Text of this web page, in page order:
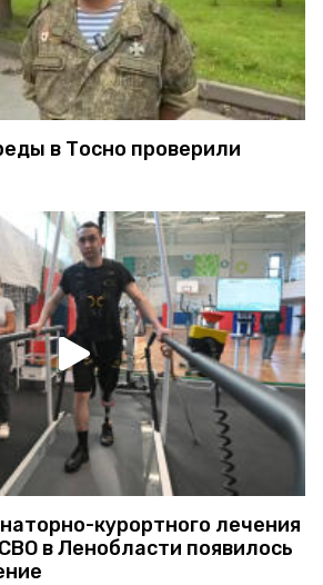
в Тосно проверили
курортного лечения
в Ленобласти появилось